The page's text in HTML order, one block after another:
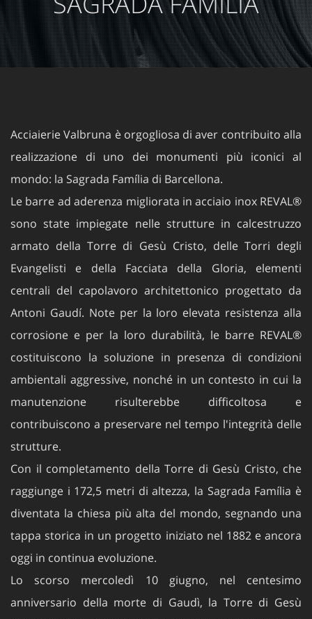
realizzazione di uno dei monumenti più iconici al
mondo: la Sagrada Família di Barcellona.
Le barre ad aderenza migliorata in acciaio inox REVAL®
sono state impiegate nelle strutture in calcestruzzo
armato della Torre di Gesù Cristo, delle Torri degli
Evangelisti e della Facciata della Gloria, elementi
centrali del capolavoro architettonico progettato da
Antoni Gaudí. Note per la loro elevata resistenza alla
corrosione e per la loro durabilità, le barre REVAL®
costituiscono la soluzione in presenza di condizioni
ambientali aggressive, nonché in un contesto in cui la
manutenzione risulterebbe difficoltosa e
contribuiscono a preservare nel tempo l'integrità delle
strutture.
Con il completamento della Torre di Gesù Cristo, che
raggiunge i 172,5 metri di altezza, la Sagrada Família è
diventata la chiesa più alta del mondo, segnando una
tappa storica in un progetto iniziato nel 1882 e ancora
oggi in continua evoluzione.
Lo scorso mercoledì 10 giugno, nel centesimo
anniversario della morte di Gaudì, la Torre di Gesù
Cristo è stata inaugurata con una solenne cerimonia